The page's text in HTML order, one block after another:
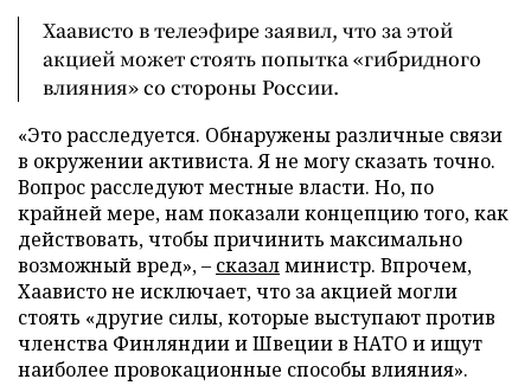
Хаависто в телеэфире заявил, что за этой
акцией может стоять попытка «гибридного
влияния» со стороны России.
«Это расследуется. Обнаружены различные связи
в окружении активиста. Я не могу сказать точно.
Вопрос расследуют местные власти. Но, по
крайней мере, нам показали концепцию того, как
действовать, чтобы причинить максимально
возможный вред», – сказалминистр. Впрочем,
Хаависто не исключает, что за акцией могли
стоять «другие силы, которые выступают против
членства Финляндии и Швеции в НАТО и ищут
наиболее провокационные способы влияния».